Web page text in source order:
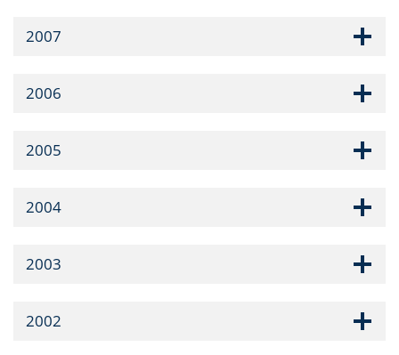
2007
2006
2005
2004
2003
2002